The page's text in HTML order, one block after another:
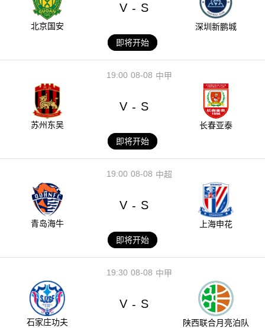
北京国安
V - S
深圳新鹏城
即将开始
08-08
19:00 中甲
苏州东吴
V - S
长春亚泰
即将开始
08-08
19:00 中超
青岛海牛
V - S
上海申花
即将开始
08-08
19:30 中甲
石家庄功夫
V - S
陕西联合月亮泊队